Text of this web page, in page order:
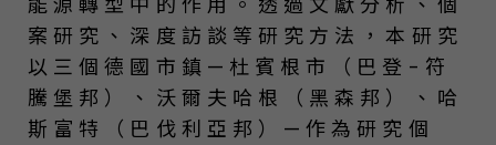
案研究、深度訪談等研究方法，本研究
以三個德國市鎮—杜賓根市（巴登-符
騰堡邦）、沃爾夫哈根（黑森邦）、哈
斯富特（巴伐利亞邦）—作為研究個